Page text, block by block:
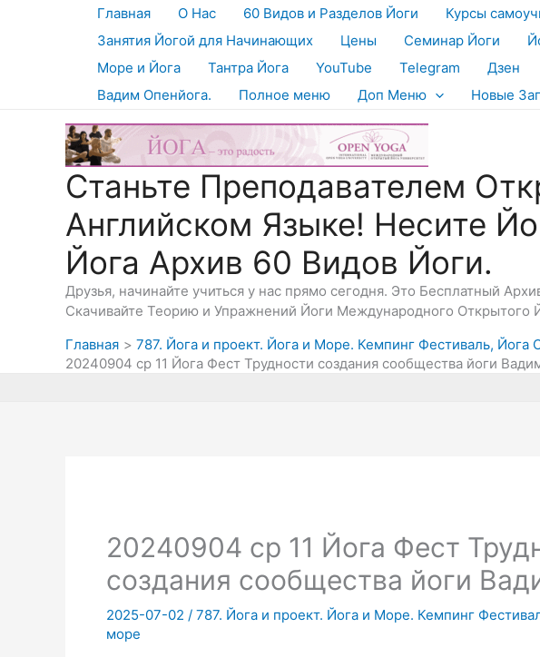
Главная О Нас 60 Видов и Разделов Йоги Курсы
Занятия Йогой для Начинающих
Цены Семинар Йоги
Море и Йога
Тантра Йога YouTube Telegram Дзен
Вадим Опенйога.
Полное меню Доп Меню Новые
Станьте Преподавателем
Английском Языке! Несите
Йога Архив 60 Видов Йоги.
Друзья, начинайте учиться у нас прямо сегодня. Это Бесплатный
Скачивайте Теорию и Упражнений Йоги Международного Открытого
Главная
787. Йога и проект. Йога и Море. Кемпинг Фестиваль,
20240904 ср 11 Йога Фест Трудности создания сообщества йоги
20240904 ср 11 Йога Фест
создания сообщества йоги
2025-07-02 / 787. Йога и проект. Йога и Море. Кемпинг
море